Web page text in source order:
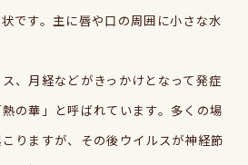
です。主に唇や口の周囲に小さな水
、月経などがきっかけとなって発症
の華」と呼ばれています。多くの場
りますが、その後ウイルスが神経節